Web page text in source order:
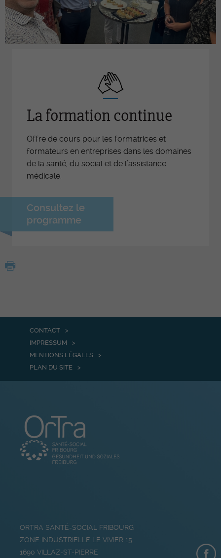
La formation continue
Offre de cours pour les formatrices et
formateurs en entreprises dans les domaines
de la santé, du social et de l’assistance
médicale.
Consultez le
programme
CONTACT
IMPRESSUM
MENTIONS LÉGALES
PLAN DU SITE
ORTRA SANTÉ-SOCIAL FRIBOURG
ZONE INDUSTRIELLE LE VIVIER 15
1690 VILLAZ-ST-PIERRE